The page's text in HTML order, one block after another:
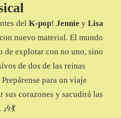
CANCIONES
NUEVAS
del K-pop! Jennie y Lisa
nuevo material. El mundo
de explotar con no uno, sino
de dos de las reinas
Prepárense para un viaje
sus corazones y sacudirá las